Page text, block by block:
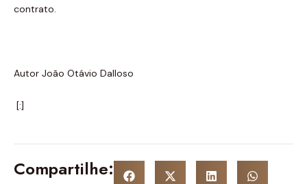
contrato.
Autor João Otávio Dalloso
[:]
Compartilhe: